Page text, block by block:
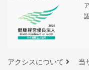
アクシスについて
当